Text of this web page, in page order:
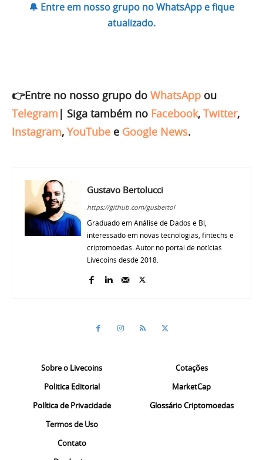
🔔 Entre em nosso grupo no WhatsApp e fique
atualizado.
👉Entre no nosso grupo do WhatsApp ou
Telegram | Siga também no Facebook, Twitter,
Instagram, YouTube e Google News.
Gustavo Bertolucci
https://github.com/gusbertol
Graduado em Análise de Dados e BI,
interessado em novas tecnologias, fintechs e
criptomoedas. Autor no portal de notícias
Livecoins desde 2018.
Sobre o Livecoins
Politica Editorial
Política de Privacidade
Termos de Uso
Contato
Cotações
MarketCap
Glossário Criptomoedas